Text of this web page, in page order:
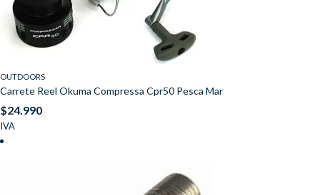
OUTDOORS
Carrete Reel Okuma Compressa Cpr50 Pesca Mar
$24.990
IVA